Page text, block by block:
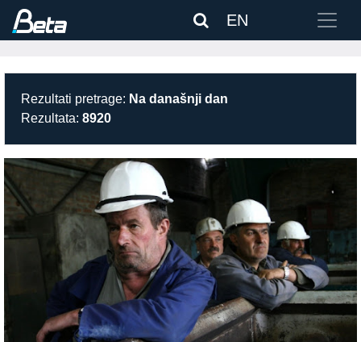
EN
Rezultati pretrage: Na današnji dan
Rezultata: 8920